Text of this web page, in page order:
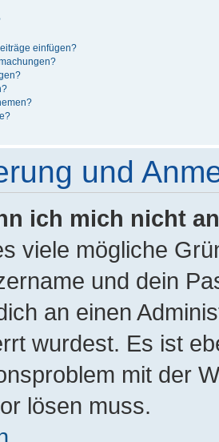
einfügen?
und
ich mich nicht
viele mögliche
und dein
an einen
wurdest. Es ist
mit der
lösen muss.